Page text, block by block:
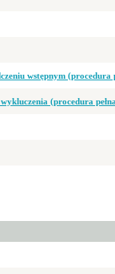
wstępnym (procedura
(procedura